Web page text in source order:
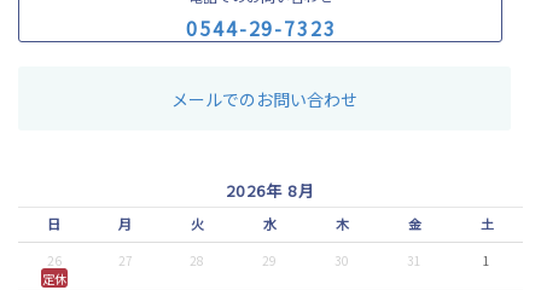
0544-29-7323
メールでのお問い合わせ
2026年 8月
日 月 火 水 木 金 土
26 27 28 29 30 31
1
定休